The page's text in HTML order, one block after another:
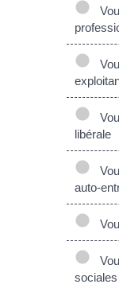
libérale
auto-
sociales